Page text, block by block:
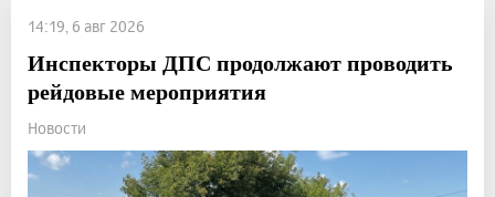
14:19, 6 авг 2026
Инспекторы ДПС продолжают проводить
рейдовые мероприятия
Новости